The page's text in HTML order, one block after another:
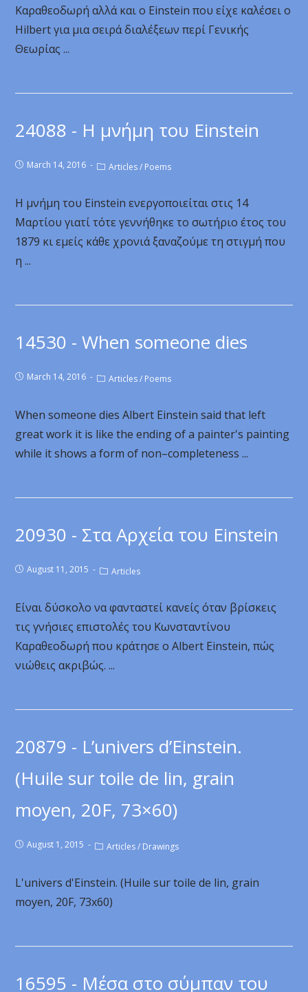
Καραθεοδωρή αλλά και ο Einstein που είχε καλέσει ο
Hilbert για μια σειρά διαλέξεων περί Γενικής
Θεωρίας ...
24088 - Η μνήμη του Einstein
March 14, 2016 Articles / Poems
Η μνήμη του Einstein ενεργοποιείται στις 14
Μαρτίου γιατί τότε γεννήθηκε το σωτήριο έτος του
1879 κι εμείς κάθε χρονιά ξαναζούμε τη στιγμή που
η ...
14530 - When someone dies
March 14, 2016 Articles / Poems
When someone dies Albert Einstein said that left
great work it is like the ending of a painter's painting
while it shows a form of non–completeness ...
20930 - Στα Αρχεία του Einstein
August 11, 2015 Articles
Είναι δύσκολο να φανταστεί κανείς όταν βρίσκεις
τις γνήσιες επιστολές του Κωνσταντίνου
Καραθεοδωρή που κράτησε ο Albert Einstein, πώς
νιώθεις ακριβώς. ...
20879 - L’univers d’Einstein.
(Huile sur toile de lin, grain
moyen, 20F, 73×60)
August 1, 2015 Articles / Drawings
L'univers d'Einstein. (Huile sur toile de lin, grain
moyen, 20F, 73x60)
16595 - Μέσα στο σύμπαν του